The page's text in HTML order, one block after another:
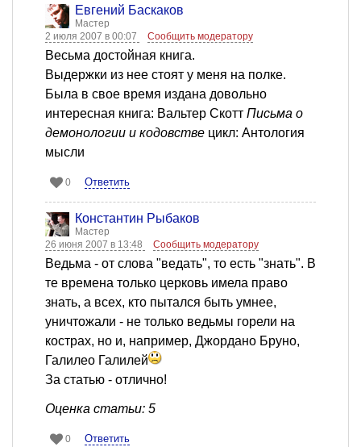
Евгений Баскаков
Мастер
2 июля 2007 в 00:07
Сообщить модератору
Весьма достойная книга.
Выдержки из нее стоят у меня на полке.
Была в свое время издана довольно
интересная книга: Вальтер Скотт Письма о
демонологии и кодовстве цикл: Антология
мысли
0 Ответить
Константин Рыбаков
Мастер
26 июня 2007 в 13:48
Сообщить модератору
Ведьма - от слова "ведать", то есть "знать". В
те времена только церковь имела право
знать, а всех, кто пытался быть умнее,
уничтожали - не только ведьмы горели на
кострах, но и, например, Джордано Бруно,
Галилео Галилей
За статью - отлично!
Оценка статьи: 5
0 Ответить